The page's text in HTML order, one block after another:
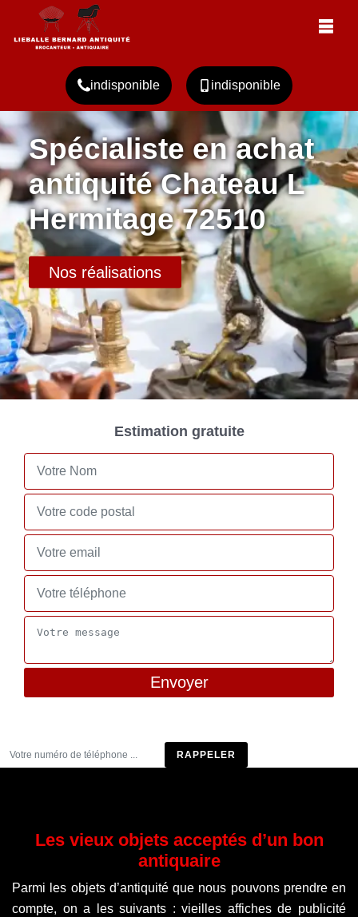
indisponible indisponible
Spécialiste en achat
antiquité Chateau L
Hermitage 72510
Nos réalisations
Estimation gratuite
Les vieux objets acceptés d’un bon
antiquaire
Parmi les objets d’antiquité que nous pouvons prendre en
compte, on a les suivants : vieilles affiches de publicité